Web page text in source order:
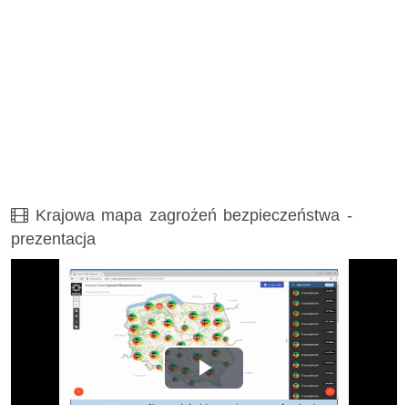
Film
Krajowa mapa zagrożeń bezpieczeństwa -
prezentacja
Odtwórz